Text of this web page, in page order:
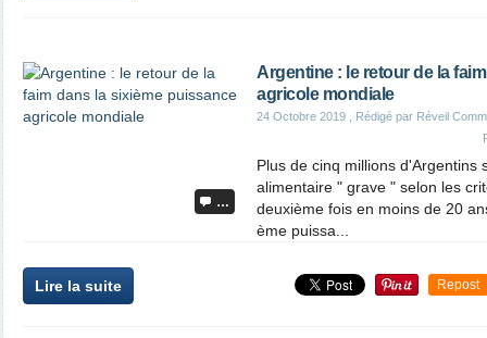
…
Argentine : le retour de la
agricole mondiale
24 Octobre 2019 , Rédigé par Réveil
Plus de cinq millions d'Argentins
alimentaire " grave " selon les
deuxième fois en moins de 20
ème puissa...
Lire la suite Repost